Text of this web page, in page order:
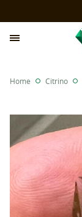
Home Citrino